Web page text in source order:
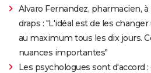
Alvaro Fernandez, pharmacien,
draps : "L'idéal est de les
au maximum tous les dix jours.
nuances importantes"
Les psychologues sont d'accord